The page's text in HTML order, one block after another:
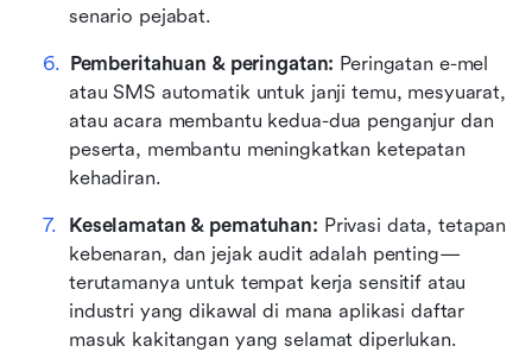
senario pejabat.
Pemberitahuan & peringatan: Peringatan e-mel
atau SMS automatik untuk janji temu, mesyuarat,
atau acara membantu kedua-dua penganjur dan
peserta, membantu meningkatkan ketepatan
kehadiran.
Keselamatan & pematuhan: Privasi data, tetapan
kebenaran, dan jejak audit adalah penting—
terutamanya untuk tempat kerja sensitif atau
industri yang dikawal di mana aplikasi daftar
masuk kakitangan yang selamat diperlukan.